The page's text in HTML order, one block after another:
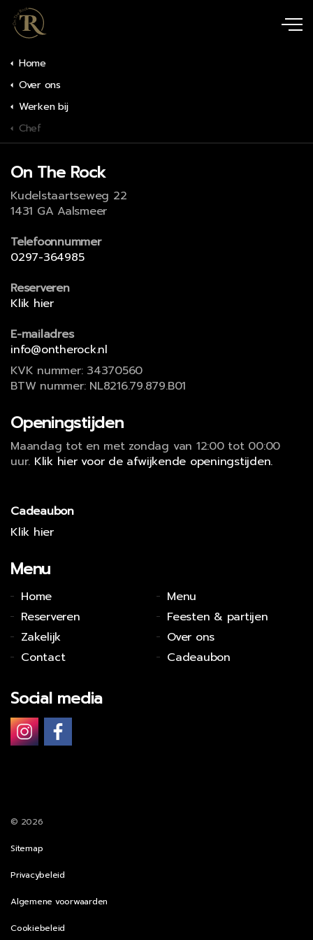
Home
Over ons
Werken bij
Chef
On The Rock
Kudelstaartseweg 22
1431 GA Aalsmeer
Telefoonnummer
0297-364985
Reserveren
Klik hier
E-mailadres
info@ontherock.nl
KVK nummer: 34370560
BTW nummer: NL8216.79.879.B01
Openingstijden
Maandag tot en met zondag van 12:00 tot 00:00
uur. Klik hier voor de afwijkende openingstijden.
Cadeaubon
Klik hier
Menu
Home
Menu
Reserveren
Feesten & partijen
Zakelijk
Over ons
Contact
Cadeaubon
Social media
© 2026
Sitemap
Privacybeleid
Algemene voorwaarden
Cookiebeleid